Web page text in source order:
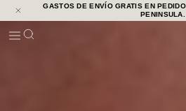
GASTOS DE ENVÍO GRATIS EN
PENINSULA.
NOVEDADES